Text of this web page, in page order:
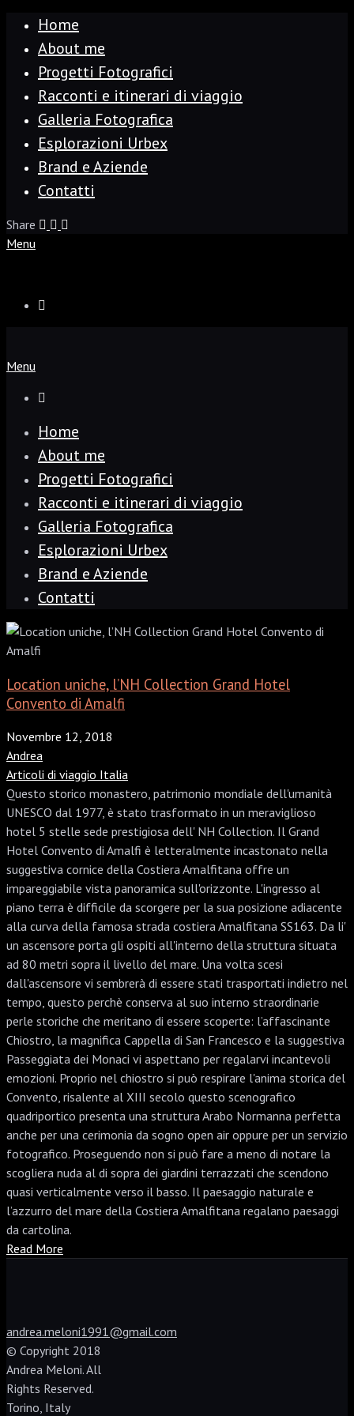
Home
About me
Progetti Fotografici
Racconti e itinerari di viaggio
Galleria Fotografica
Esplorazioni Urbex
Brand e Aziende
Contatti
Share
Menu
Menu
Home
About me
Progetti Fotografici
Racconti e itinerari di viaggio
Galleria Fotografica
Esplorazioni Urbex
Brand e Aziende
Contatti
Location uniche, l’NH Collection Grand Hotel
Convento di Amalfi
Novembre 12, 2018
Andrea
Articoli di viaggio Italia
Questo storico monastero, patrimonio mondiale dell'umanità
UNESCO dal 1977, è stato trasformato in un meraviglioso
hotel 5 stelle sede prestigiosa dell' NH Collection. Il Grand
Hotel Convento di Amalfi è letteralmente incastonato nella
suggestiva cornice della Costiera Amalfitana offre un
impareggiabile vista panoramica sull'orizzonte. L'ingresso al
piano terra è difficile da scorgere per la sua posizione adiacente
alla curva della famosa strada costiera Amalfitana SS163. Da li'
un ascensore porta gli ospiti all'interno della struttura situata
ad 80 metri sopra il livello del mare. Una volta scesi
dall'ascensore vi sembrerà di essere stati trasportati indietro nel
tempo, questo perchè conserva al suo interno straordinarie
perle storiche che meritano di essere scoperte: l’affascinante
Chiostro, la magnifica Cappella di San Francesco e la suggestiva
Passeggiata dei Monaci vi aspettano per regalarvi incantevoli
emozioni. Proprio nel chiostro si può respirare l'anima storica del
Convento, risalente al XIII secolo questo scenografico
quadriportico presenta una struttura Arabo Normanna perfetta
anche per una cerimonia da sogno open air oppure per un servizio
fotografico. Proseguendo non si può fare a meno di notare la
scogliera nuda al di sopra dei giardini terrazzati che scendono
quasi verticalmente verso il basso. Il paesaggio naturale e
l’azzurro del mare della Costiera Amalfitana regalano paesaggi
da cartolina.
Read More
andrea.meloni1991@gmail.com
© Copyright 2018
Andrea Meloni. All
Rights Reserved.
Torino, Italy